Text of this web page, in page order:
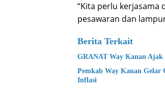
“Kita perlu
pesawaran dan
Berita Terkait
GRANAT Way Kanan Ajak
Pemkab Way Kanan Gelar
Inflasi